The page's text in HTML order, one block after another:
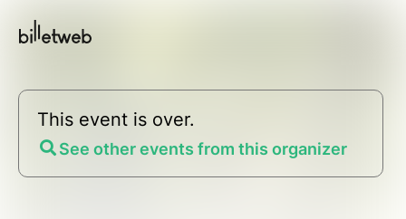
This event is over.
See other events from this organizer